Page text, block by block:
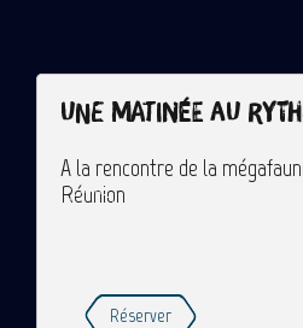
Une matinée au
A la rencontre de la
Réunion
Réserver